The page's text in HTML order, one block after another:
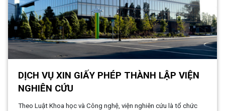
​​​​​​​DỊCH VỤ XIN GIẤY PHÉP THÀNH LẬP VIỆN
NGHIÊN CỨU
Theo Luật Khoa học và Công nghệ, viện nghiên cứu là tổ chức